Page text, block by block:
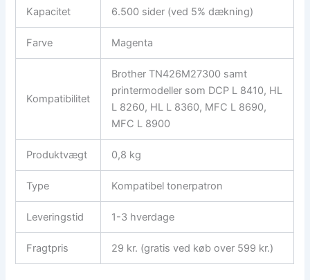
Kapacitet 6.500 sider (ved 5% dækning)
Farve Magenta
Kompatibilitet
Brother TN426M27300 samt
printermodeller som DCP L 8410, HL
L 8260, HL L 8360, MFC L 8690,
MFC L 8900
Produktvægt 0,8 kg
Type Kompatibel tonerpatron
Leveringstid 1-3 hverdage
Fragtpris 29 kr. (gratis ved køb over 599 kr.)